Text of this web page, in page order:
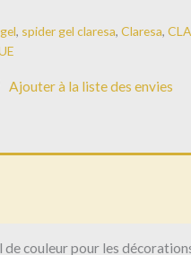
, spider gel claresa, Claresa,
Ajouter à la liste des envies
de couleur pour les